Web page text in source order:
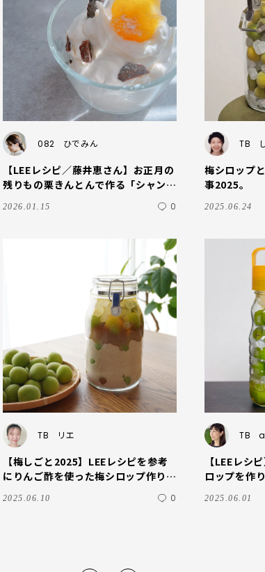
082 ひでみん
【LEEレシピ／藤井恵さん】お正月の
残りもの栗きんとんで作る「シャンテ
2026.01.15 0
TB
梅シロップ
事2025。
2025.06.24
TB リエ
【梅しごと2025】LEEレシピを参考
にりんご酢を使った梅シロップ作り |
2025.06.10 0
TB
【LEEレシ
ロップを作
2025.06.01